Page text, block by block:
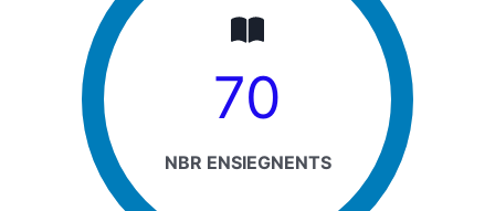
70
NBR ENSIEGNENTS